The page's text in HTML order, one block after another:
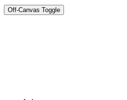
Off-Canvas Toggle